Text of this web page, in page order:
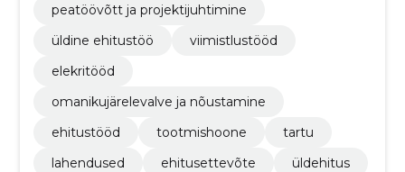
peatöövõtt ja projektijuhtimine
üldine ehitustöö
viimistlustööd
elekritööd
omanikujärelevalve ja nõustamine
ehitustööd
tootmishoone
tartu
lahendused
ehitusettevõte üldehitus